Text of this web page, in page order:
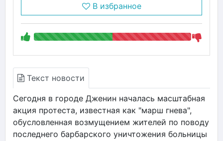
В избранное
Текст новости
Сегодня в городе Дженин началась масштабная
акция протеста, известная как "марш гнева",
обусловленная возмущением жителей по поводу
последнего барбарского уничтожения больницы